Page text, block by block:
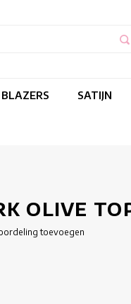
BLAZERS SATIJN
OLIVE
toevoegen